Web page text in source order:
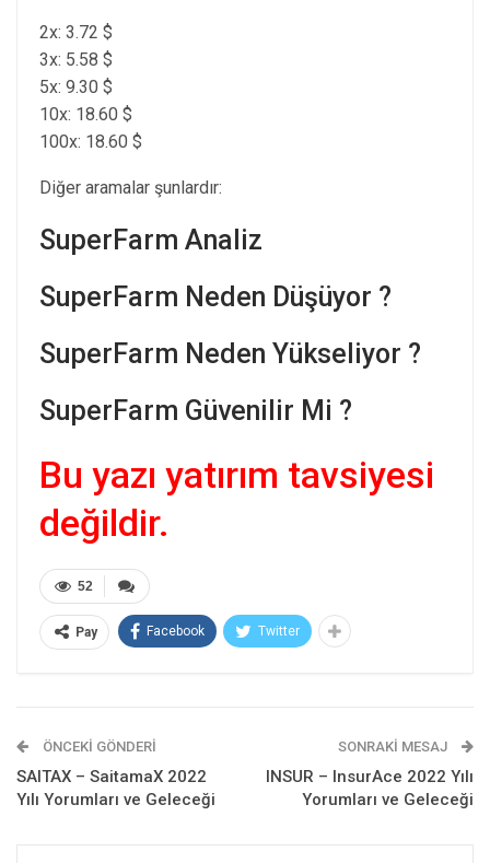
2x: 3.72 $
3x: 5.58 $
5x: 9.30 $
10x: 18.60 $
100x: 18.60 $
Diğer aramalar şunlardır:
SuperFarm Analiz
SuperFarm Neden Düşüyor ?
SuperFarm Neden Yükseliyor ?
SuperFarm Güvenilir Mi ?
Bu yazı yatırım tavsiyesi
değildir.
52
Pay Facebook Twitter
ÖNCEKI GÖNDERI
SAITAX – SaitamaX 2022
Yılı Yorumları ve Geleceği
SONRAKI MESAJ
INSUR – InsurAce 2022 Yılı
Yorumları ve Geleceği